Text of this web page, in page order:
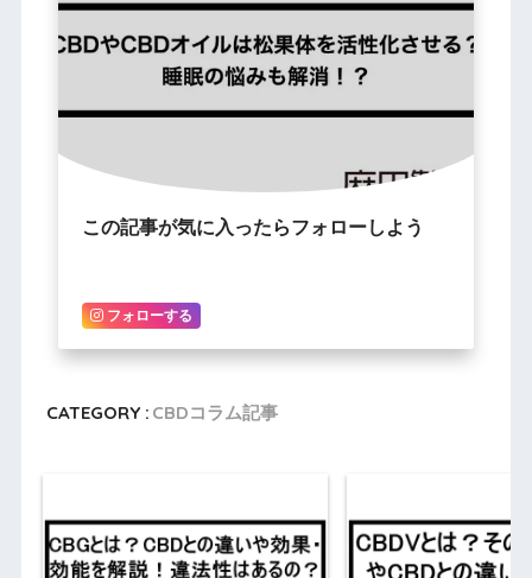
この記事が気に入ったらフォローしよう
フォローする
CATEGORY : CBDコラム記事